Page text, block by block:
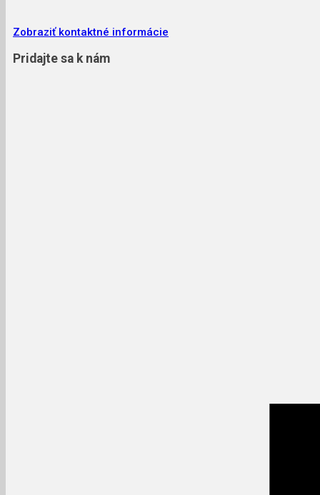
Zobraziť kontaktné informácie
Pridajte sa k nám